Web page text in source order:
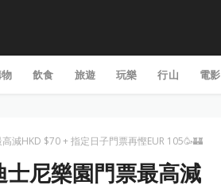
飲食 旅遊 玩樂 行山 電影
減HKD $70 + 指定日子門票再慳EUR 105🥳🏰
尼樂園門票最高減